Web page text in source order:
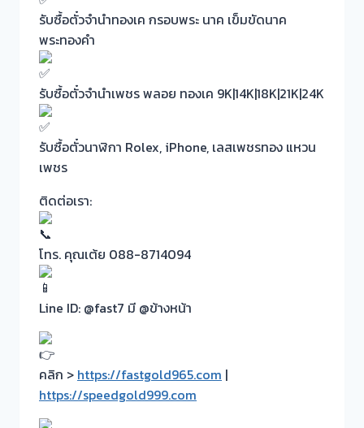
รับซื้อตั๋วจำนำทองเค กรอบพระ นาค เข็มขัดนาค
พระทองคำ
รับซื้อตั๋วจำนำเพชร พลอย ทองเค 9K|14K|18K|21K|24K
รับซื้อตั๋วนาฬิกา Rolex, iPhone, เลสเพชรทอง แหวน
เพชร
ติดต่อเรา:
โทร. คุณเต้ย 088-8714094
Line ID: @fast7 มี @ข้างหน้า
คลิก > https://fastgold965.com |
https://speedgold999.com